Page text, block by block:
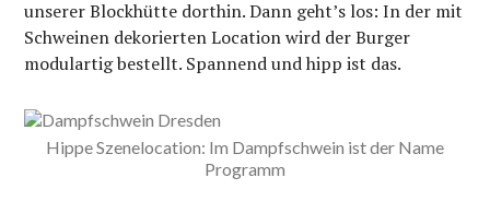
unserer Blockhütte dorthin. Dann geht’s los: In der mit
Schweinen dekorierten Location wird der Burger
modulartig bestellt. Spannend und hipp ist das.
Hippe Szenelocation: Im Dampfschwein ist der Name
Programm